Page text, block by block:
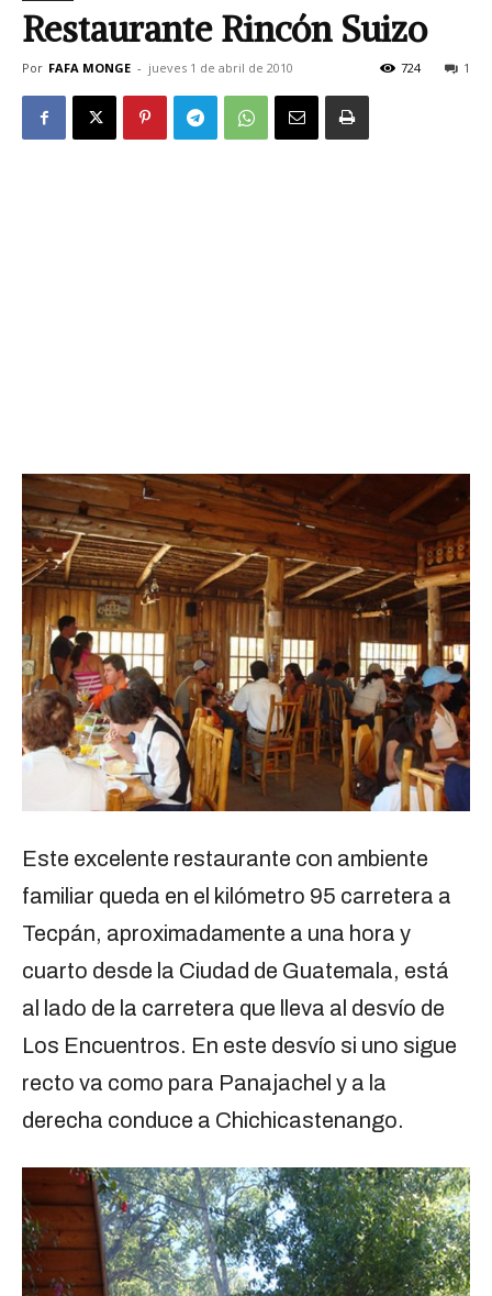
Restaurante Rincón Suizo
Por FAFA MONGE - jueves 1 de abril de 2010 1
724
Este excelente restaurante con ambiente
familiar queda en el kilómetro 95 carretera a
Tecpán, aproximadamente a una hora y
cuarto desde la Ciudad de Guatemala, está
al lado de la carretera que lleva al desvío de
Los Encuentros. En este desvío si uno sigue
recto va como para Panajachel y a la
derecha conduce a Chichicastenango.